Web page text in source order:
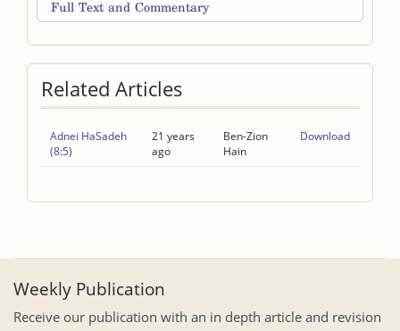
Full Text and Commentary
Related Articles
Adnei HaSadeh
(8:5)
21 years
ago
Ben-Zion
Hain
Download
Weekly Publication
Receive our publication with an in depth article and revision